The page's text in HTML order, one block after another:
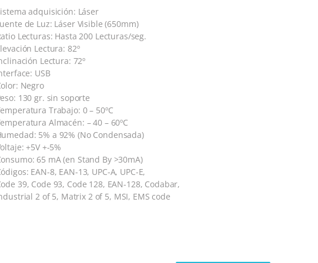
adquisición: Láser
de Luz: Láser Visible (650mm)
Lecturas: Hasta 200 Lecturas/seg.
Lectura: 82º
Lectura: 72º
USB
Negro
130 gr. sin soporte
Trabajo: 0 – 50ºC
Almacén: – 40 – 60ºC
5% a 92% (No Condensada)
+5V +-5%
65 mA (en Stand By >30mA)
EAN-8, EAN-13, UPC-A, UPC-E,
39, Code 93, Code 128, EAN-128, Codabar,
2 of 5, Matrix 2 of 5, MSI, EMS code